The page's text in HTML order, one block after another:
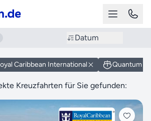
Datum
Caribbean International Quantum
Kreuzfahrten für Sie gefunden: